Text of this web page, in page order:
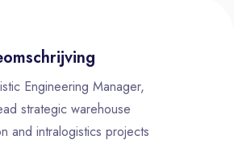
Engineering Manager,
strategic warehouse
and intralogistics projects